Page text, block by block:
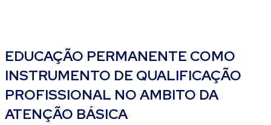
EDUCAÇÃO PERMANENTE COMO
INSTRUMENTO DE QUALIFICAÇÃO
PROFISSIONAL NO AMBITO DA
ATENÇÃO BÁSICA